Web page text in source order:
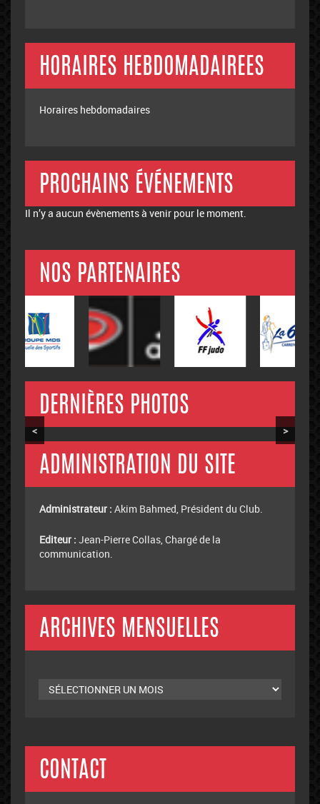
HORAIRES HEBDOMADAIREES
Horaires hebdomadaires
PROCHAINS ÉVÉNEMENTS
Il n’y a aucun évènements à venir pour le moment.
NOS PARTENAIRES
DERNIÈRES PHOTOS
< >
ADMINISTRATION DU SITE
Administrateur : Akim Bahmed, Président du Club.
Editeur : Jean-Pierre Collas, Chargé de la
communication.
ARCHIVES MENSUELLES
CONTACT